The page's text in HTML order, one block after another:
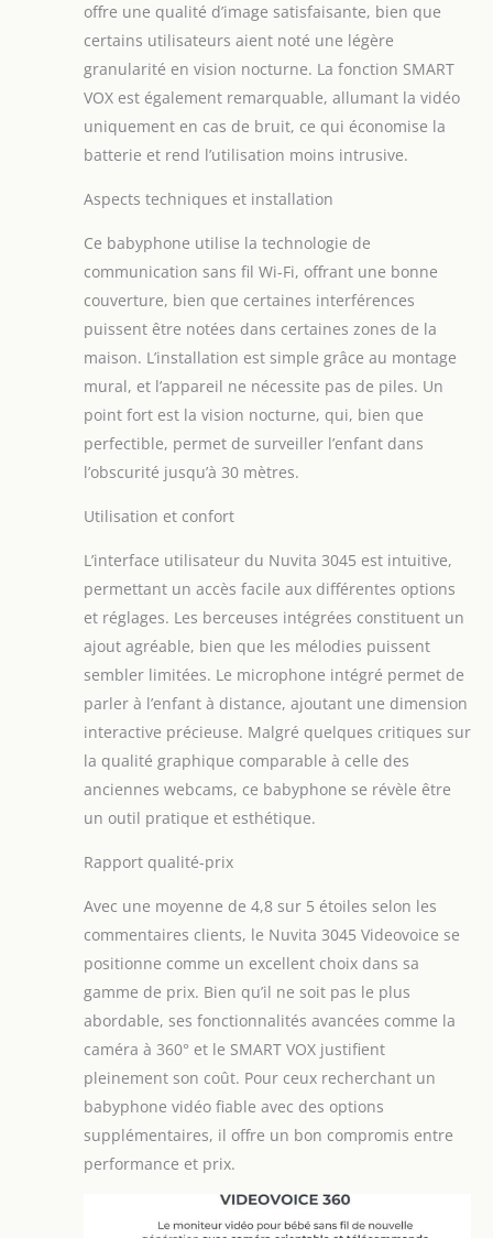
“Parler & Écouter” et
Berceuses :
Communiquez avec
votre bébé depuis
n'importe quelle
pièce grâce à la
fonction "Parler &
le jusqu'à
avec 4 berceuses
sélectionnables
depuis l'unité
parentale, pour une
confortable et
sécurisée. Vision
Nocturne Infrarouge
& Surveillance de la
Gardez un œil sur
nocturne infrarouge
informé des
variations de
température
ambiante grâce à
garantissant confort
et sécurité à votre
enfant. Longue
Autonomie &
Fonctions Pratiques :
Batterie entièrement
d'autonomie, réveil
programmer les
horaires
d’allaitement ou de
changement de
couche, et unité
bébé facilement
montable au mur
pour un
positionnement
offre une qualité d’image satisfaisante, bien que
certains utilisateurs aient noté une légère
granularité en vision nocturne. La fonction SMART
VOX est également remarquable, allumant la vidéo
uniquement en cas de bruit, ce qui économise la
batterie et rend l’utilisation moins intrusive.
Aspects techniques et installation
Ce babyphone utilise la technologie de
communication sans fil Wi-Fi, offrant une bonne
couverture, bien que certaines interférences
puissent être notées dans certaines zones de la
maison. L’installation est simple grâce au montage
mural, et l’appareil ne nécessite pas de piles. Un
point fort est la vision nocturne, qui, bien que
perfectible, permet de surveiller l’enfant dans
l’obscurité jusqu’à 30 mètres.
Utilisation et confort
L’interface utilisateur du Nuvita 3045 est intuitive,
permettant un accès facile aux différentes options
et réglages. Les berceuses intégrées constituent un
ajout agréable, bien que les mélodies puissent
sembler limitées. Le microphone intégré permet de
parler à l’enfant à distance, ajoutant une dimension
interactive précieuse. Malgré quelques critiques sur
la qualité graphique comparable à celle des
anciennes webcams, ce babyphone se révèle être
un outil pratique et esthétique.
Rapport qualité-prix
Avec une moyenne de 4,8 sur 5 étoiles selon les
commentaires clients, le Nuvita 3045 Videovoice se
positionne comme un excellent choix dans sa
gamme de prix. Bien qu’il ne soit pas le plus
abordable, ses fonctionnalités avancées comme la
caméra à 360° et le SMART VOX justifient
pleinement son coût. Pour ceux recherchant un
babyphone vidéo fiable avec des options
supplémentaires, il offre un bon compromis entre
performance et prix.